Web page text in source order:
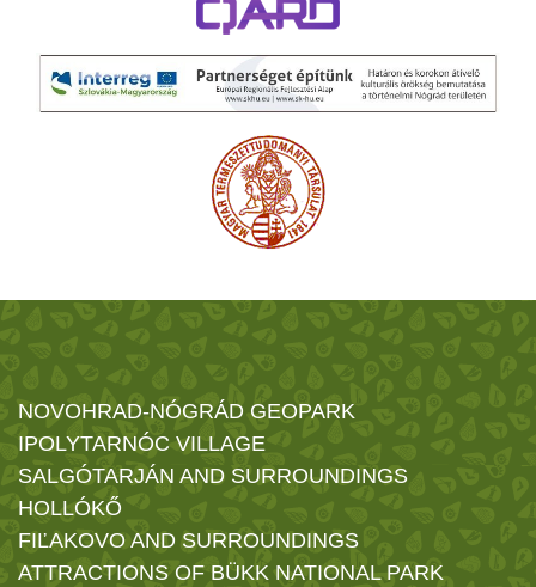
NOVOHRAD-NÓGRÁD GEOPARK
IPOLYTARNÓC VILLAGE
SALGÓTARJÁN AND SURROUNDINGS
HOLLÓKŐ
FIĽAKOVO AND SURROUNDINGS
ATTRACTIONS OF BÜKK NATIONAL PARK